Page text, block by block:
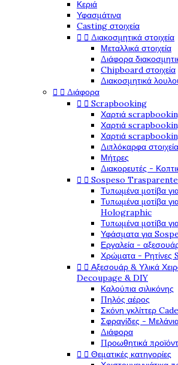
Κεριά
Υφασμάτινα
Casting στοιχεία
  Διακοσμητικά στοιχεία
Μεταλλικά στοιχεία
Διάφορα
Chipboard στοιχεία
Διακοσμητικά
  Διάφορα
  Scrapbooking
Χαρτιά
Χαρτιά
Χαρτιά
Διπλόκαρφα στοιχεία
Μήτρες
Διακορευτές -
  Sospeso Trasparente
Τυπωμένα μοτίβα
Τυπωμένα μοτίβα
Holographic
Τυπωμένα μοτίβα
Υφάσματα για
Εργαλεία -
Χρώματα - Ρητίνες
  Αξεσουάρ & Υλικά
Decoupage & DIY
Καλούπια σιλικόνης
Πηλός αέρος
Σκόνη γκλίττερ
Σφραγίδες -
Διάφορα
Προωθητικά
  Θεματικές κατηγορίες